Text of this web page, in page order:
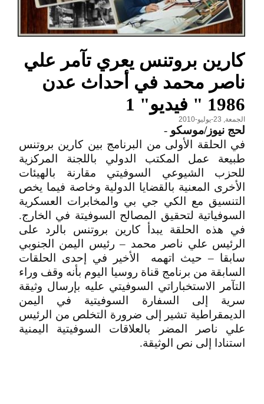
كارين بروتنس يعري تآمر علي
ناصر محمد في أحداث عدن
1986 " فيديو" 1
الجمعة, 23-يوليو-2010
لحج نيوز/موسكو -
في الحلقة الأولى من البرنامج بين كارين بروتنس
طبيعة عمل المكتب الدولي باللجنة المركزية
للحزب الشيوعي السوفيتي مقارنة بالهيئات
الأخرى المعنية بالقضايا الدولية وخاصة فيما يخص
التنسيق مع الكي جي بي والمخابرات العسكرية
السوفياتية لتحقيق المصالح السوفيتة في الخارج.
في هذه الحلقة يبدأ كارين بروتنس بالرد على
الرئيس علي ناصر محمد – رئيس اليمن الجنوبي
سابقا – حيث اتهمه الأخير في إحدى الحلقات
السابقة من برنامج قناة روسيا اليوم بأنه وقف وراء
التآمر الاستخباراتي السوفيتي عليه بإرسال وثيقة
سرية إلى السفارة السوفيتية في اليمن
الديمقراطية تشير إلى ضرورة التخلص من الرئيس
علي ناصر المضر بالعلاقات السوفيتية اليمنية
استنادا إلى نص الوثيقة.